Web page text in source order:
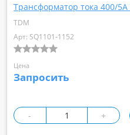
Трансформатор тока 400/
TDM
Арт: SQ1101-1152
Цена
Запросить
- +